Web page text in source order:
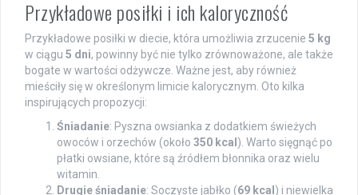
Przykładowe posiłki i ich kaloryczność
Przykładowe posiłki w diecie, która umożliwia zrzucenie 5 kg
w ciągu 5 dni, powinny być nie tylko zrównoważone, ale także
bogate w wartości odżywcze. Ważne jest, aby również
mieściły się w określonym limicie kalorycznym. Oto kilka
inspirujących propozycji:
Śniadanie: Pyszna owsianka z dodatkiem świeżych
owoców i orzechów (około 350 kcal ). Warto sięgnąć po
płatki owsiane, które są źródłem błonnika oraz wielu
witamin.
Drugie śniadanie: Soczyste jabłko (69 kcal ) i niewielka